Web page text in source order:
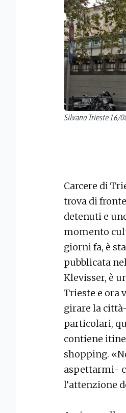
Silvano Trieste 16/
Carcere di
trova di
detenuti e
momento
giorni fa, è
pubblicata
Klevisser, è
Trieste e ora
girare la
particolari,
contiene
shopping.
aspettarmi-
l’attenzione